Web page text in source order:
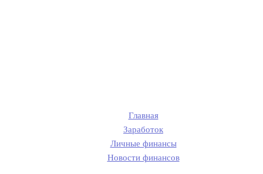
Главная
Заработок
Личные финансы
Новости финансов